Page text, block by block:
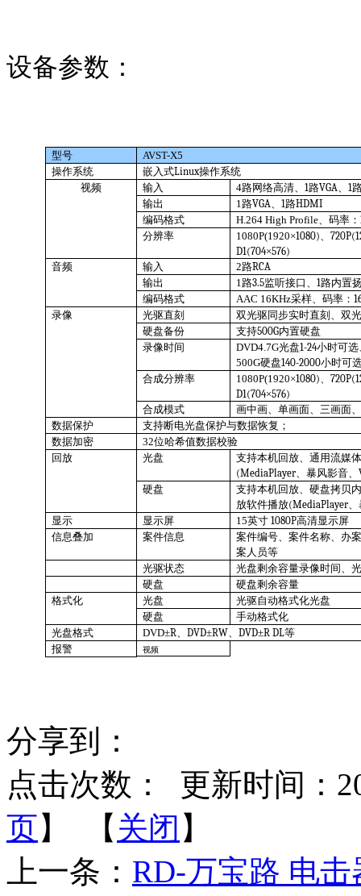
设备参数：
型号
AVST-X5
操作系统
嵌入式Linux操作系统
视频
输入 4路网络高清 、1 路VGA 、1
输出
1 路VGA 、1 路HDMI
编码格式
H.264High Profile 、码率：
分辨率
1080P(1920×1080) 、
D1(704×576)
音频
输入 2路RCA
输出
1 路3.5监听接口、1 路内置
编码格式
AAC 16KHz采样、码率：
录像
光驱直刻
双光驱同步实时直刻、双
硬盘备份
支持500G内置硬盘
录像时间
DVD4.7G光盘1-24小时可选
500G硬盘140-2000小时可
合成分辨率
1080P(1920×1080) 、
D1(704×576)
合成模式
画中画、单画面、三画面
数据保护
支持断电光盘保护与数据恢复；
数据加密
32位哈希值数据校验
回放
光盘
支持本机回放、通用流媒
(MediaPlayer 、暴风影音、
硬盘
支持本机回放、硬盘拷贝
放软件播放(MediaPlayer
显示
显示屏 15英寸1080P高清显示屏
信息叠加
案件信息
案件编号、案件名称、办
案人员等
光驱状态
光盘剩余容量录像时间、
硬盘
硬盘剩余容量
格式化
光盘
光驱自动格式化光盘
硬盘
手动格式化
光盘格式
DVD±R 、DVD±RW 、DVD±R DL等
报警
视频
分享到：
点击次数：
更新时间：
页】 【 关闭 】
上一条： RD-万宝路 电